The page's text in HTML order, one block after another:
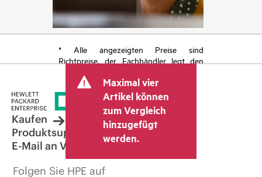
* Alle angezeigten Preise sind
Richtpreise, der Fachhändler legt den
kann weitere Gebühren wie
Mehrwertsteuer und Versandkosten
berücksichtigen. Der vom Fachhändler
festgelegte Transaktionspreis kann von
dem anderer Fachhändler und dem
angezeigten Richtpreis abweichen. Die
Richtpreise können zeitlich begrenzte
Sonderangebote enthalten. HPE behält
sich das Recht vor, jederzeit
Maximal vier
Artikel können
zum Vergleich
hinzugefügt
werden.
Kaufen
Produktsupport
E-Mail an Vertrieb
Folgen Sie HPE auf